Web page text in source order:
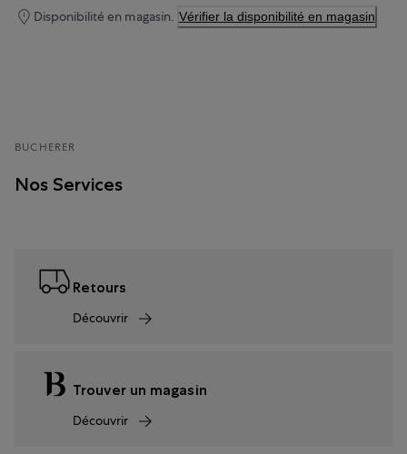
Disponibilité en magasin. Vérifier la disponibilité en magasin
BUCHERER
Nos Services
Retours
Découvrir
Trouver un magasin
Découvrir